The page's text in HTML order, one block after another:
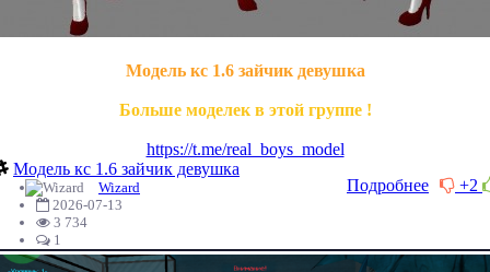
Модель кс 1.6 зайчик девушка
Больше моделек в этой группе !
https://t.me/real_boys_model
Модель кс 1.6 зайчик девушка
+2
Подробнее
Wizard
2026-07-13
3 734
1